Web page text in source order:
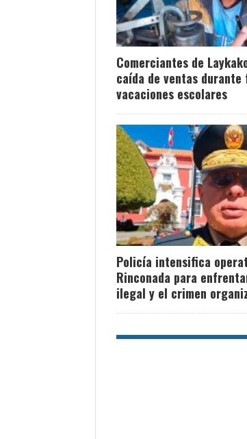
Comerciantes de
caída de ventas durante
vacaciones escolares
Policía intensifica
Rinconada para
ilegal y el crimen